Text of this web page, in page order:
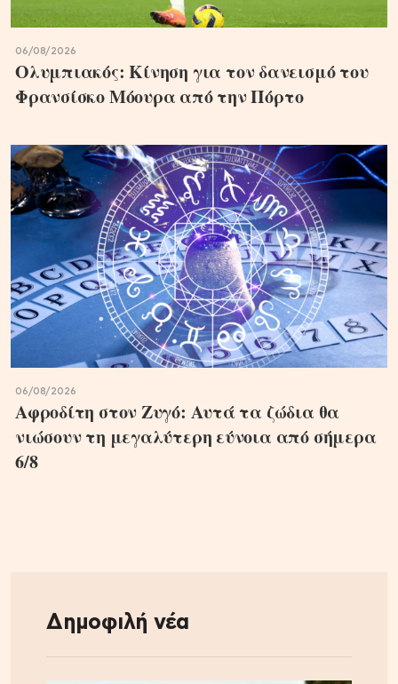
06/08/2026
Ολυμπιακός: Κίνηση για τον δανεισμό του
Φρανσίσκο Μόουρα από την Πόρτο
06/08/2026
Αφροδίτη στον Ζυγό: Αυτά τα ζώδια θα
νιώσουν τη μεγαλύτερη εύνοια από σήμερα
6/8
Δημοφιλή νέα